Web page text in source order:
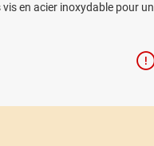
en acier inoxydable pour